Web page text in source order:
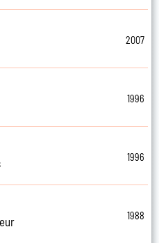
2007
1996
1996
1988